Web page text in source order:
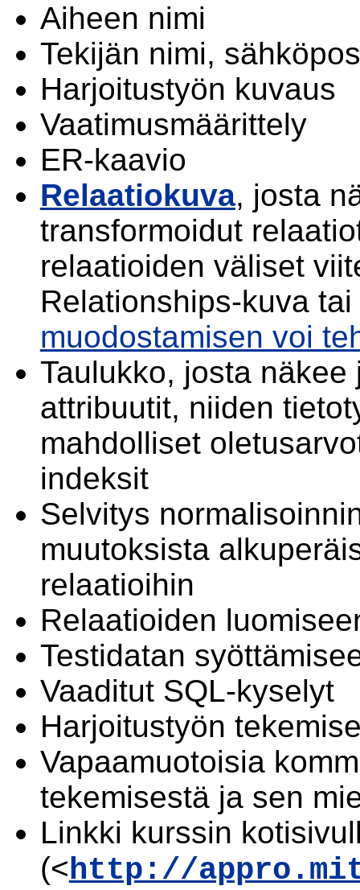
Aiheen nimi
Tekijän nimi,
Harjoitustyön kuvaus
Vaatimusmäärittely
ER-kaavio
Relaatiokuva, josta
transformoidut
relaatioiden väliset
Relationships-kuva
muodostamisen voi
Taulukko, josta
attribuutit, niiden
mahdolliset
indeksit
Selvitys
muutoksista
relaatioihin
Relaatioiden
Testidatan
Vaaditut SQL-kyselyt
Harjoitustyön
Vapaamuotoisia
tekemisestä ja sen
Linkki kurssin
(<http://